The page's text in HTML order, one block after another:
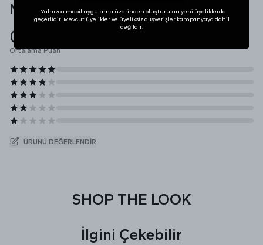
Müşteri Yorumları
0.0
Ortalama Puan
ÜRÜNÜ DEĞERLENDIR
SHOP THE LOOK
İlgini Çekebilir
Yalnızca mobil uygulama üzerinden oluşturulan yeni üyeliklerde
geçerlidir. Mevcut üyelikler ve üyeliksiz alışverişler kampanyaya dahil
değildir.